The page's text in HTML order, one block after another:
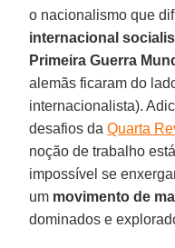
o nacionalismo que
internacional
Primeira Guerra
alemãs ficaram do
internacionalista).
desafios daQuarta
noção de trabalho
impossível se
um movimento de
dominados e